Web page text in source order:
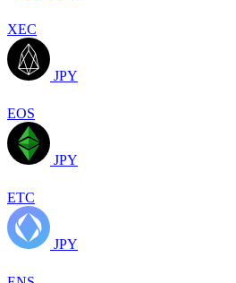
XEC
JPY
EOS
JPY
ETC
JPY